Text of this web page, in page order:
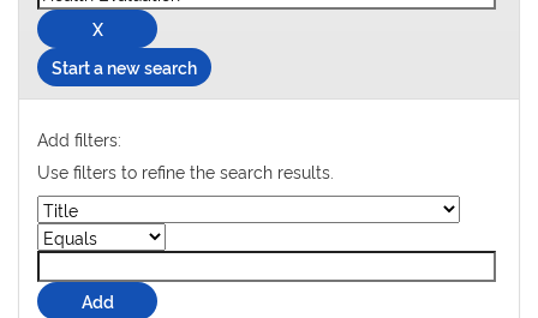
Start a new search
Add filters:
Use filters to refine the search results.